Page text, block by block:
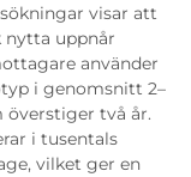
visar att
uppnår
använder
i genomsnitt 2–
överstiger två år.
i tusentals
vilket ger en